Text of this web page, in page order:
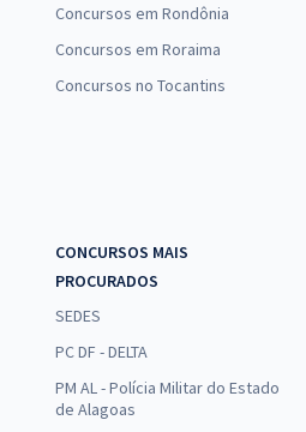
Concursos em Rondônia
Concursos em Roraima
Concursos no Tocantins
CONCURSOS MAIS
PROCURADOS
SEDES
PC DF - DELTA
PM AL - Polícia Militar do Estado
de Alagoas